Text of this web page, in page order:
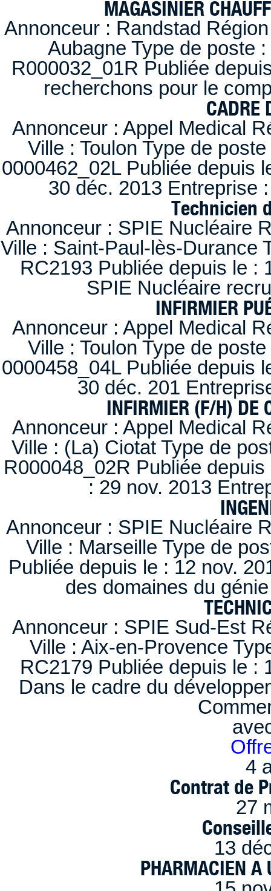
MAGASINIER
Annonceur : Randstad
Aubagne Type de poste
R000032_01R Publiée
recherchons pour le
CADRE
Annonceur : Appel Medical
Ville : Toulon Type de
0000462_02L Publiée depuis
30 déc. 2013
Technicien
Annonceur : SPIE Nucléaire
Ville : Saint-Paul-lès-Durance
RC2193 Publiée depuis le :
SPIE Nucléaire
INFIRMIER
Annonceur : Appel Medical
Ville : Toulon Type de
0000458_04L Publiée depuis
30 déc. 201
INFIRMIER (F/H) DE
Annonceur : Appel Medical
Ville : (La) Ciotat Type de
R000048_02R Publiée
: 29 nov. 2013
Annonceur : SPIE Nucléaire
Ville : Marseille Type de
Publiée depuis le : 12 nov.
des domaines du
Annonceur : SPIE Sud-Est
Ville : Aix-en-Provence
RC2179 Publiée depuis le :
Dans le cadre du
4
Contrat de
27
13
PHARMACIEN A